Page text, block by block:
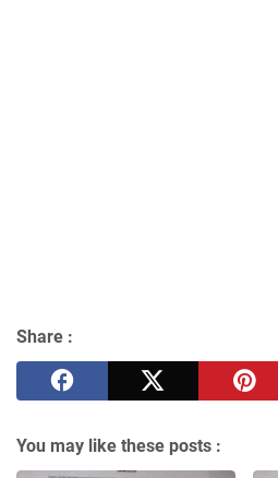
Share :
You may like these posts :